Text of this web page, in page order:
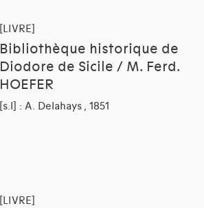
[LIVRE]
Bibliothèque historique de
Diodore de Sicile / M. Ferd.
HOEFER
[s.l] : A. Delahays , 1851
[LIVRE]